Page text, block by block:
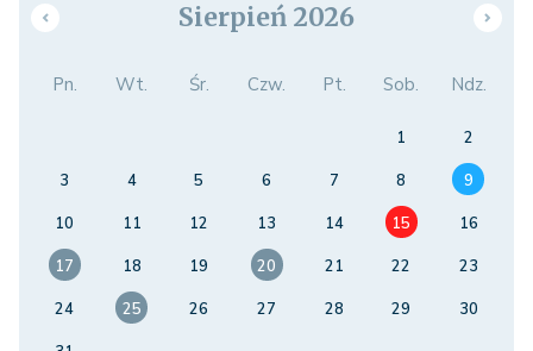
Sierpień 2026
Pn. Wt. Śr. Czw. Pt. Sob. Ndz.
1
2
3
4 5 6 7 8
9
10
11 12 13 14 15
16
17
18 19 20 21 22
23
24
25 26 27 28 29
30